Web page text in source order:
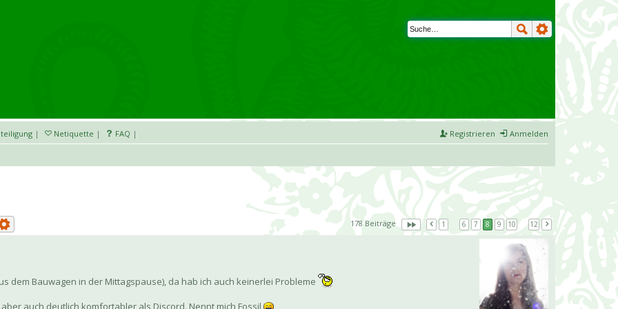
| Netiquette | FAQ | Anmelden
Registrieren
178 Beiträge 1 6 7 8 9 10 12
dem Bauwagen in der Mittagspause), da hab ich auch keinerlei Probleme